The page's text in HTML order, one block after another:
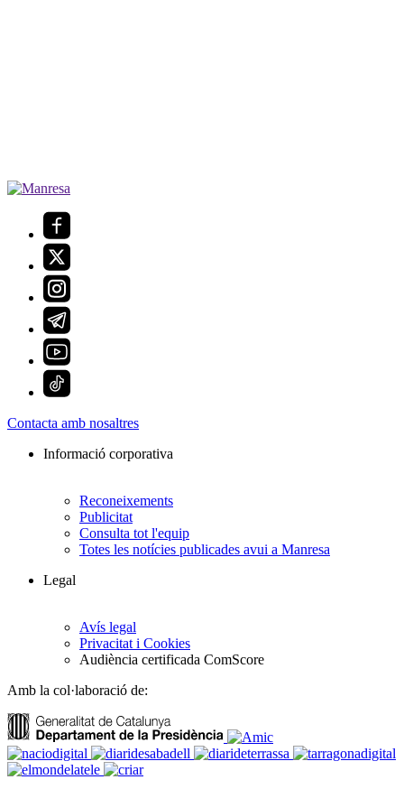
Contacta amb nosaltres
Informació corporativa
Reconeixements
Publicitat
Consulta tot l'equip
Totes les notícies publicades avui a Manresa
Legal
Avís legal
Privacitat i Cookies
Audiència certificada ComScore
Amb la col·laboració de: